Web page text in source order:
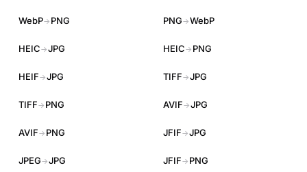
WebP→ PNG PNG→WebP
HEIC→JPG HEIC→ PNG
HEIF→JPG TIFF→JPG
TIFF→ PNG AVIF→JPG
AVIF→ PNG JFIF→JPG
JPEG→JPG JFIF→ PNG